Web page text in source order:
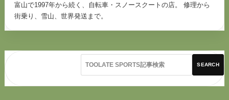
富山で1997年から続く、自転車・スノースクートの店。 修理から
街乗り、雪山、世界発送まで。
SEARCH